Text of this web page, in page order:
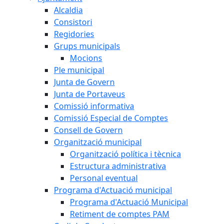
Alcaldia
Consistori
Regidories
Grups municipals
Mocions
Ple municipal
Junta de Govern
Junta de Portaveus
Comissió informativa
Comissió Especial de Comptes
Consell de Govern
Organització municipal
Organització política i tècnica
Estructura administrativa
Personal eventual
Programa d'Actuació municipal
Programa d'Actuació Municipal
Retiment de comptes PAM